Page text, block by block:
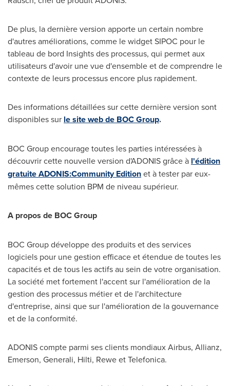
De plus, la dernière version apporte un certain nombre
d'autres améliorations, comme le widget SIPOC pour le
tableau de bord Insights des processus, qui permet aux
utilisateurs d'avoir une vue d'ensemble et de comprendre le
contexte de leurs processus encore plus rapidement.
Des informations détaillées sur cette dernière version sont
disponibles sur le site web de BOC Group.
BOC Group encourage toutes les parties intéressées à
découvrir cette nouvelle version d'ADONIS grâce à l'édition
gratuite ADONIS:Community Editionet à tester par eux-
mêmes cette solution BPM de niveau supérieur.
A propos de BOC Group
BOC Group développe des produits et des services
logiciels pour une gestion efficace et étendue de toutes les
capacités et de tous les actifs au sein de votre organisation.
La société met fortement l'accent sur l'amélioration de la
gestion des processus métier et de l'architecture
d'entreprise, ainsi que sur l'amélioration de la gouvernance
et de la conformité.
ADONIS compte parmi ses clients mondiaux Airbus, Allianz,
Emerson, Generali, Hilti, Rewe et Telefonica.